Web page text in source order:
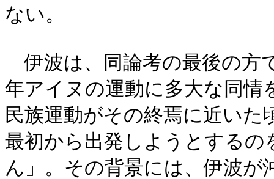
ない。
伊波は、同論考の最後の方
年アイヌの運動に多大な同
民族運動がその終焉に近い
最初から出発しようとする
ん」。その背景には、伊波が